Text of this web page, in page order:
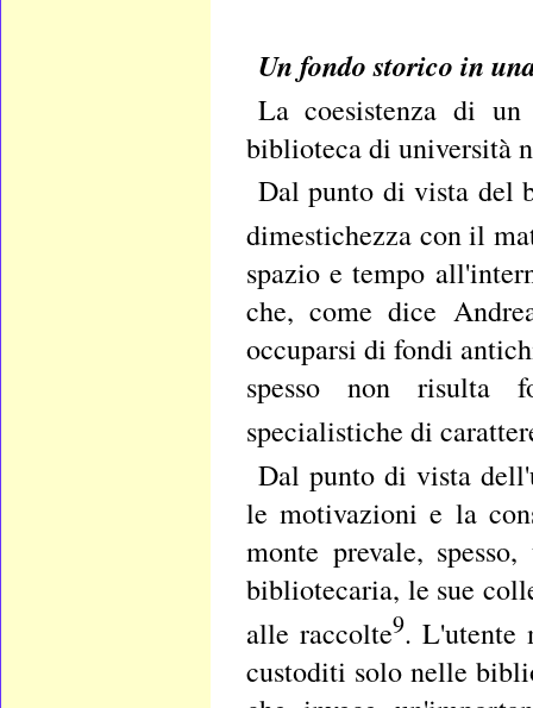
Un fondo storico in
La coesistenza di
biblioteca di università
Dal punto di vista del
dimestichezza con il
spazio e tempo
che, come dice
occuparsi di fondi
spesso non risulta
specialistiche di
Dal punto di vista
le motivazioni e la
monte prevale,
bibliotecaria, le sue
alle raccolte9. L'utente
custoditi solo nelle